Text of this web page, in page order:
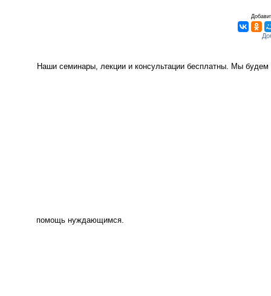
Наши семинары, лекции и консультации бесплатны. Мы
помощь нуждающимся.